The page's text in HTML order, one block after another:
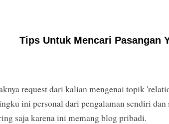
Tips Untuk Mencari Pasangan
request dari kalian mengenai topik
ini personal dari pengalaman sendiri
saja karena ini memang blog pribadi.